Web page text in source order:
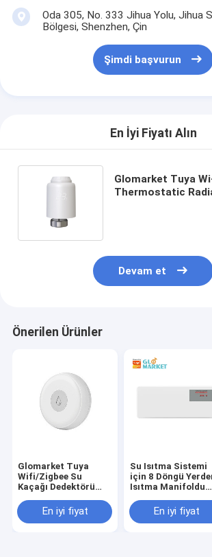
Oda 305, No. 333 Jihua Yolu, Jihua
Bölgesi, Shenzhen, Çin
Şimdi başvurun
En İyi Fiyatı Alın
Glomarket Tuya
Thermostatic
Devam et
Önerilen Ürünler
Glomarket Tuya
Wifi/Zigbee Su
Kaçağı Dedektörü
Telefonu Uzaktan
Alarm Taşma
En iyi fiyat
Su Isıtma Sistemi
için 8 Döngü
Isıtma Manifoldu
KutusuEn iyi fiyat